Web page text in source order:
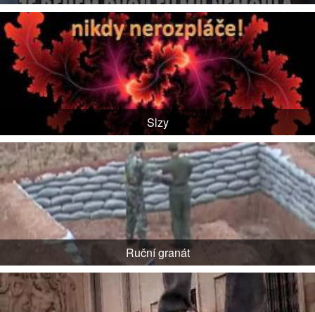
Slzy
Ruční granát